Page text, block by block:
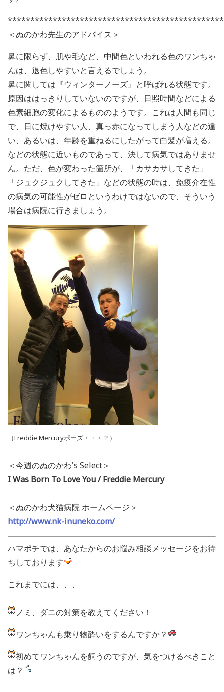
＜ぬのかわ先生のアドバイス＞
鼻に限らず、肌や毛など、中間色といわれる色のワンちゃ
んは、退色しやすいと言えるでしょう。
鼻に関しては『ウィンターノーズ』と呼ばれる状態です。
原因ははっきりしていないのですが、日照時間などによる
色素細胞の変化によるもののようです。これは人間も同じ
で、日に焼けやすい人、真っ赤になってしまう人などの違
い、あるいは、年齢を重ねるにしたがって白髪が増える。
などの状態に近いものであって、決して病気ではありませ
ん。ただ、色が変わった箇所が、「カサカサしてきた」
「ジュクジュクしてきた」などの状態の時は、免疫介在性
の病気の可能性がゼロというわけではないので、そういう
場合は病院に行きましょう。
（Freddie Mercuryポーズ・・・？）
＜今週のぬのかわ's Select＞
I Was Born To Love You / Freddie Mercury
＜ぬのかわ犬猫病院 ホームページ＞
http://www.nk-inuneko.com/
ハマポチでは、あなたからのお悩み相談メッセージをお待
ちしております
これまでには、、、
ノミ、ダニの対策を教えてください！
ワンちゃんも乗り物酔いをするんですか？
初めてワンちゃんを飼うのですが、気をつけるべきこと
は？